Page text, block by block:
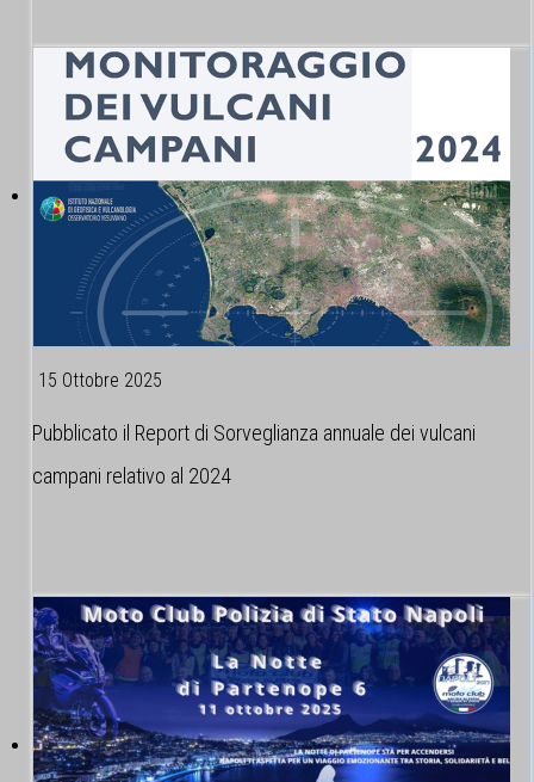
15 Ottobre 2025
Pubblicato il Report di Sorveglianza annuale dei vulcani
campani relativo al 2024